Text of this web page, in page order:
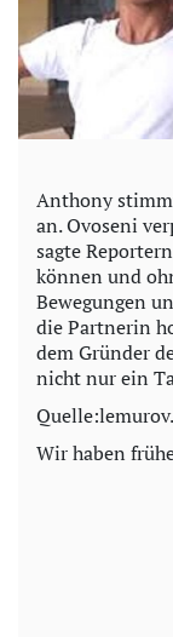
Anthony
an. Ovoseni
sagte
können und
Bewegungen
die Partnerin
dem Gründer
nicht nur ein
Wir haben